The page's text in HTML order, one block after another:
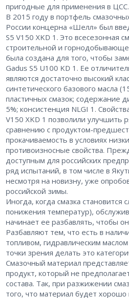
пригодные для применения в ЦСС.
В 2015 году в портфель
России концерна «Шелл» был
S5 V150 XKD 1. Это всесезонная
строительной и
была создана для того, чтобы
Gadus S5 U100 KD 1. Ее
являются достаточно высокий
синтетического базового масла
пластичных смазок; содержание
5%; консистенция NLGI 1.
V150 XKD 1 позволили улучшить
сравнению с продуктом-
прокачиваемость в условиях
противоизносные свойства.
доступным для российских
ряд испытаний, в том числе в
несмотря на новизну, уже
российской зимы.
Иногда, когда смазка становится
понижения температур),
начинает ее разбавлять, чтобы
Разбавляют тем, что есть в
топливом, гидравлическим
точки зрения делать это
Смазочный материал
продукт, который не
состава. Так, при разжижении
того, что материал будет хорошо